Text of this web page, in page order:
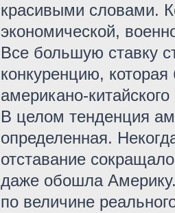
красивыми словами.
экономической,
Все большую ставку
конкуренцию,
американо-
В целом тенденция
определенная.
отставание
даже обошла
по величине